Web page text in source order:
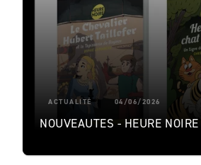
ACTUALITÉ 04/06/2026
NOUVEAUTES - HEURE NOIRE